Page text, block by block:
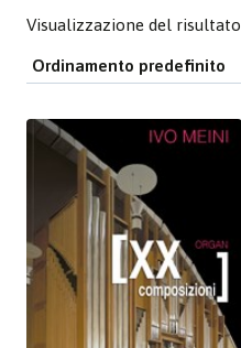
Visualizzazione del risultato